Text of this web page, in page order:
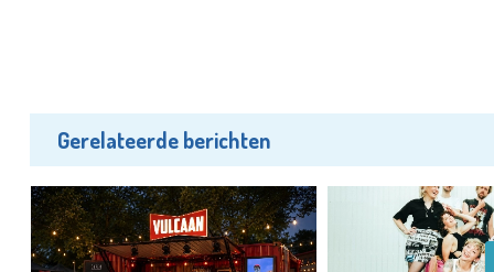
Gerelateerde berichten